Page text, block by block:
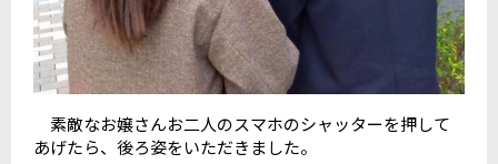
素敵なお嬢さんお二人のスマホのシャッターを押して
あげたら、後ろ姿をいただきました。